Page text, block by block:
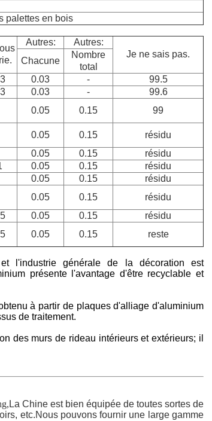
palettes en bois
Autres:
Autres:
Je ne sais pas.
Chacune
Nombre
total
0.03 -
99.5
0.03 -
99.6
0.05 0.15 99
0.05 0.15
résidu
0.05 0.15
résidu
0.05 0.15
résidu
0.05 0.15
résidu
0.05 0.15
résidu
0.05 0.15
résidu
0.05 0.15
reste
l'industrie générale de la décoration est
présente l'avantage d'être recyclable et